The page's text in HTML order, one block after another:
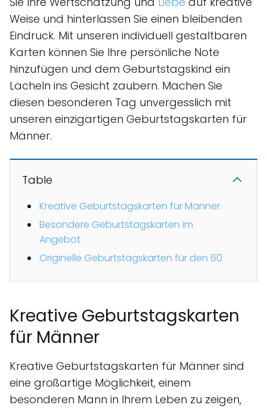
Weise und hinterlassen Sie einen bleibenden
Eindruck. Mit unseren individuell gestaltbaren
Karten können Sie Ihre persönliche Note
hinzufügen und dem Geburtstagskind ein
Lächeln ins Gesicht zaubern. Machen Sie
diesen besonderen Tag unvergesslich mit
unseren einzigartigen Geburtstagskarten für
Männer.
Table
Kreative Geburtstagskarten für Männer
Besondere Geburtstagskarten im
Angebot
Originelle Geburtstagskarten für den 60
Kreative Geburtstagskarten
für Männer
Kreative Geburtstagskarten für Männer sind
eine großartige Möglichkeit, einem
besonderen Mann in Ihrem Leben zu zeigen,